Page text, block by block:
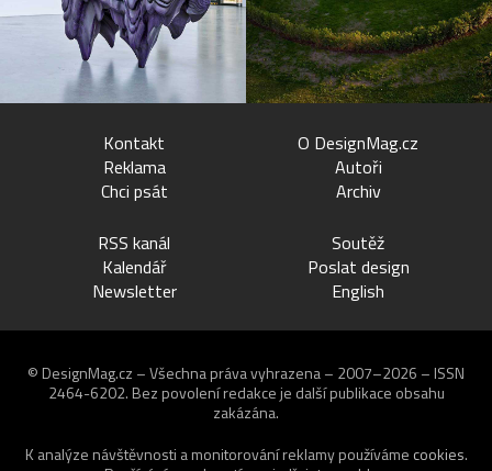
Kontakt
Reklama
Chci psát
O DesignMag.cz
Autoři
Archiv
RSS kanál
Kalendář
Newsletter
Soutěž
Poslat design
English
© DesignMag.cz – Všechna práva vyhrazena – 2007–2026 – ISSN
2464-6202. Bez povolení redakce je další publikace obsahu
zakázána.
K analýze návštěvnosti a monitorování reklamy používáme cookies.